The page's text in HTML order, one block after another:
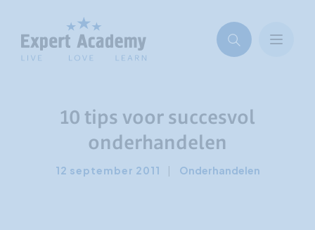
10 tips voor succesvol
onderhandelen
12 september 2011 | Onderhandelen